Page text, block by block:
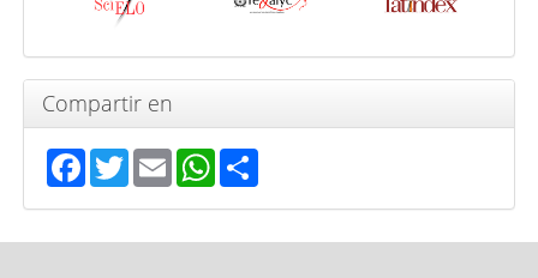
Compartir en
Facebook
TwitterEmailWhatsApp
Share